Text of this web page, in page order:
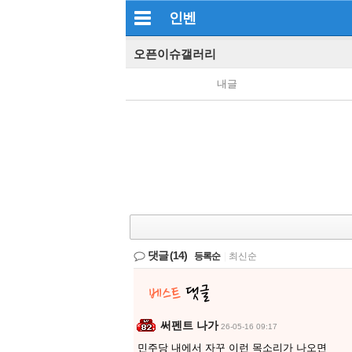
인벤
오픈이슈갤러리
내글
댓글(14) 등록순 최신순
써펜트 나가 26-05-16 09:17
민주당 내에서 자꾸 이런 목소리가 나오면